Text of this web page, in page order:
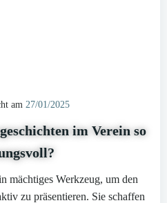
am 27/01/2025
im Verein so
mächtiges Werkzeug, um den
zu präsentieren. Sie schaffen